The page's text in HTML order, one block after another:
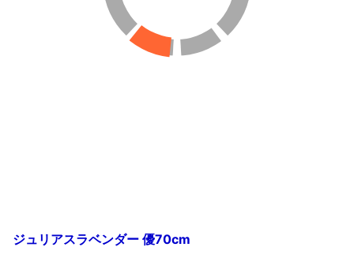
ジュリアスラベンダー 優70cm